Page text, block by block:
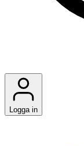
Logga in